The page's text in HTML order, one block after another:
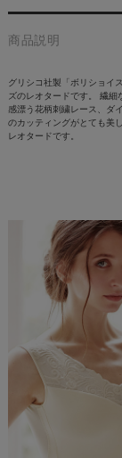
商品説明
グリシコ社製「ボリショイ
ズのレオタードです。 繊細
感漂う花柄刺繍レース、ダ
のカッティングがとても美
レオタードです。